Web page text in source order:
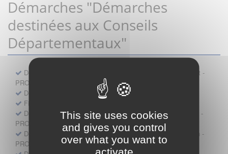
This site uses cookies
and gives you control
over what you want to
activate
Démarches "Démarches
destinées aux Conseils
Départementaux"
Déclaration préalable d'ouverture d'un lieu d'exercice distinct -
PROFESSIONNEL
Demande d'exemption de garde - PROFESSIONNEL
Fiche de signalement d'agression
Demande d’autorisation de se faire assister par un médecin -
PROFESSIONNEL
Demande d'autorisation de tenue de cabinet par un médecin -
PROFESSIONNEL